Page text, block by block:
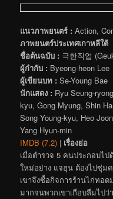
แนวภาพยนตร์ : Action,
ภาพยนตร์ประเทศเกาหลีใต้
ชื่อต้นฉบับ : 극한직업
ผู้กำกับ : Byeong-heon Lee
ผู้เขียนบท : Se-Young Bae
นักแสดง : Ryu Seung-
kyu, Gong Myung, Shin
Song Young-kyu, Heo
Yang Hyun-min
IMDB (7.2) | เรื่องย่อ
เมื่อตำรวจ 5 คนประกอบไป
ใหม่อย่าง แจฮุน ต้องไปซุ่ม
เขาจึงซื้อกิจการร้านไก่ทอ
มากจนพวกเขาเกือบลืมไป